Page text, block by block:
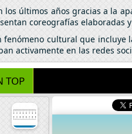
últimos años gracias a la
coreografías elaboradas
fenómeno cultural que
activamente en las redes
TOP